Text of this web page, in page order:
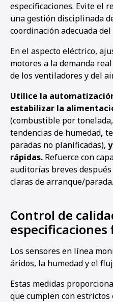
especificaciones. Evite el
una gestión disciplinada
coordinación adecuada
En el aspecto eléctrico,
motores a la demanda
de los ventiladores y del
Utilice la
estabilizar la
(combustible por
tendencias de humedad,
paradas no planificadas),
rápidas. Refuerce con
auditorías breves
claras de arranque/parada.
Control de
especificaciones
Los sensores en línea
áridos, la humedad y el
Estas medidas
que cumplen con